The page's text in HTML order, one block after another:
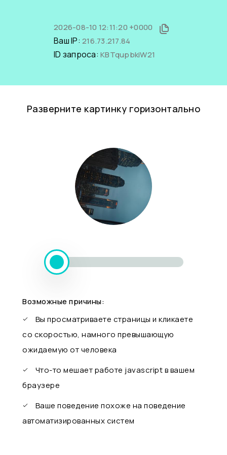
2026-08-10 12:11:20 +0000
Ваш IP: 216.73.217.84
ID запроса: KBTqupbkiW21
Разверните картинку горизонтально
Возможные причины:
Вы просматриваете страницы и кликаете
со скоростью, намного превышающую
ожидаемую от человека
Что-то мешает работе javascript в вашем
браузере
Ваше поведение похоже на поведение
автоматизированных систем